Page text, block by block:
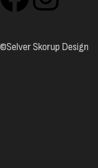
©Selver Skorup Design